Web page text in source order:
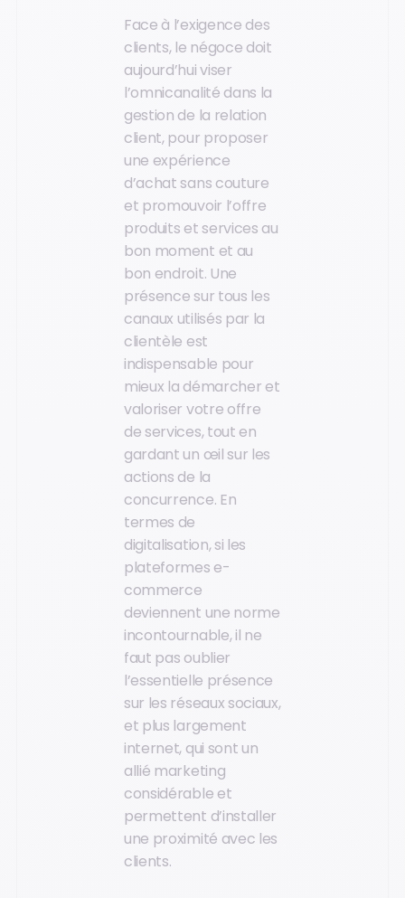
Face à l’exigence des
clients, le négoce doit
aujourd’hui viser
l’omnicanalité dans la
gestion de la relation
client, pour proposer
une expérience
d’achat sans couture
et promouvoir l’offre
produits et services au
bon moment et au
bon endroit. Une
présence sur tous les
canaux utilisés par la
clientèle est
indispensable pour
mieux la démarcher et
valoriser votre offre
de services, tout en
gardant un œil sur les
actions de la
concurrence. En
termes de
digitalisation, si les
plateformes e-
commerce
deviennent une norme
incontournable, il ne
faut pas oublier
l’essentielle présence
sur les réseaux sociaux,
et plus largement
internet, qui sont un
allié marketing
considérable et
permettent d’installer
une proximité avec les
clients.